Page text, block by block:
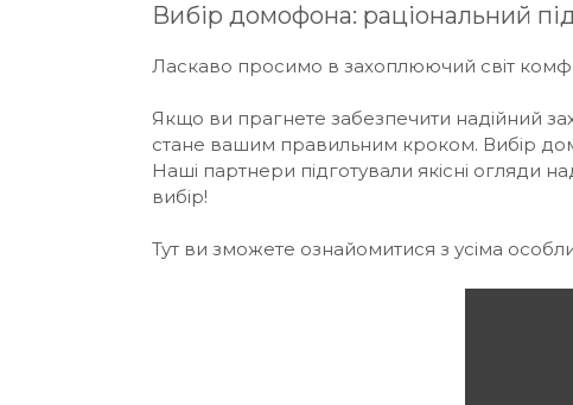
Вибір домофона: раціональний
Ласкаво просимо в захоплюючий світ
Якщо ви прагнете забезпечити надійний
стане вашим правильним кроком. Вибір
Наші партнери підготували якісні огляди
вибір!
Тут ви зможете ознайомитися з усіма